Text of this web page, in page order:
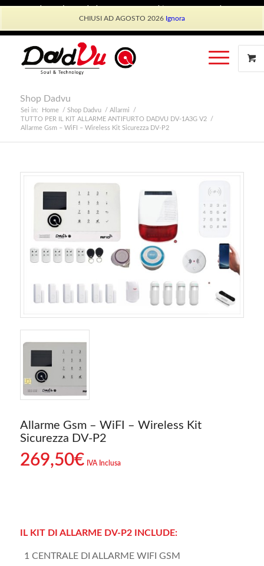
CHIUSI AD AGOSTO 2026 Ignora
Shop Dadvu
Sei in: Home / Shop Dadvu / Allarmi
/
TUTTO PER IL KIT ALLARME ANTIFURTO DADVU DV-1A3G V2
/
Allarme Gsm – WiFI – Wireless Kit Sicurezza DV-P2
Allarme Gsm – WiFI – Wireless Kit
Sicurezza DV-P2
269,50€ IVA Inclusa
IL KIT DI ALLARME DV-P2 INCLUDE:
1 CENTRALE DI ALLARME WIFI GSM